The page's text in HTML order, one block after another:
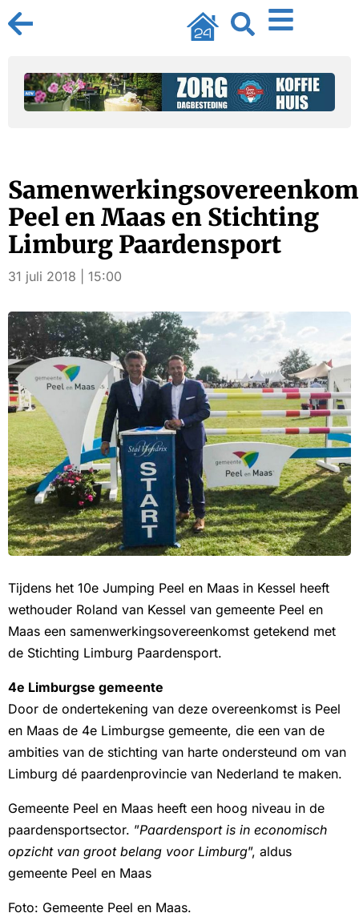
Peel en Maas en Stichting
Limburg Paardensport
31 juli 2018 | 15:00
Tijdens het 10e Jumping Peel en Maas in Kessel heeft
wethouder Roland van Kessel van gemeente Peel en
Maas een samenwerkingsovereenkomst getekend met
de Stichting Limburg Paardensport.
4e Limburgse gemeente
Door de ondertekening van deze overeenkomst is Peel
en Maas de 4e Limburgse gemeente, die een van de
ambities van de stichting van harte ondersteund om van
Limburg dé paardenprovincie van Nederland te maken.
Gemeente Peel en Maas heeft een hoog niveau in de
paardensportsector. ”Paardensport is in economisch
opzicht van groot belang voor Limburg”, aldus
gemeente Peel en Maas
Foto: Gemeente Peel en Maas.